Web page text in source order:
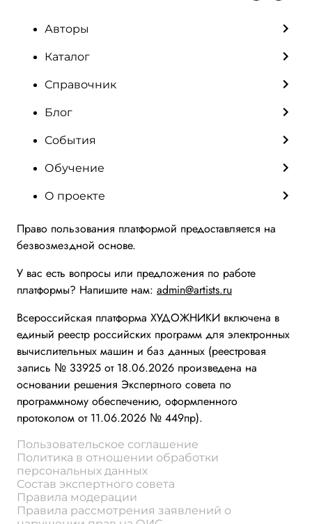
Авторы
Каталог
Справочник
Блог
События
Обучение
О проекте
Право пользования платформой предоставляется на
безвозмездной основе.
У вас есть вопросы или предложения по работе
платформы? Напишите нам: admin@artists.ru
Всероссийская платформа ХУДОЖНИКИ включена в
единый реестр российских программ для электронных
вычислительных машин и баз данных (реестровая
запись № 33925 от 18.06.2026 произведена на
основании решения Экспертного совета по
программному обеспечению, оформленного
протоколом от 11.06.2026 № 449пр).
Пользовательское соглашение
Политика в отношении обработки
персональных данных
Состав экспертного совета
Правила модерации
Правила рассмотрения заявлений о